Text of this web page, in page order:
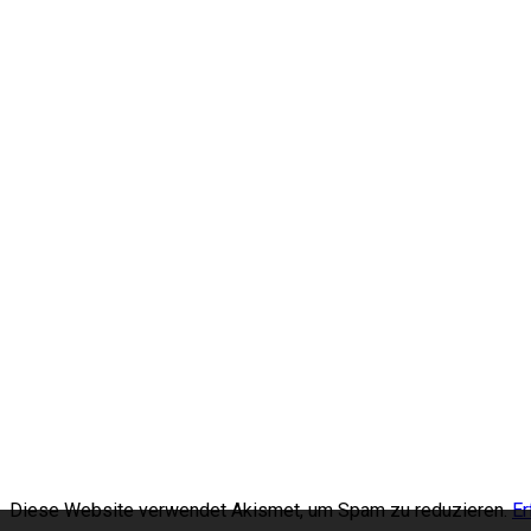
Diese Website verwendet Akismet, um Spam zu reduzieren.